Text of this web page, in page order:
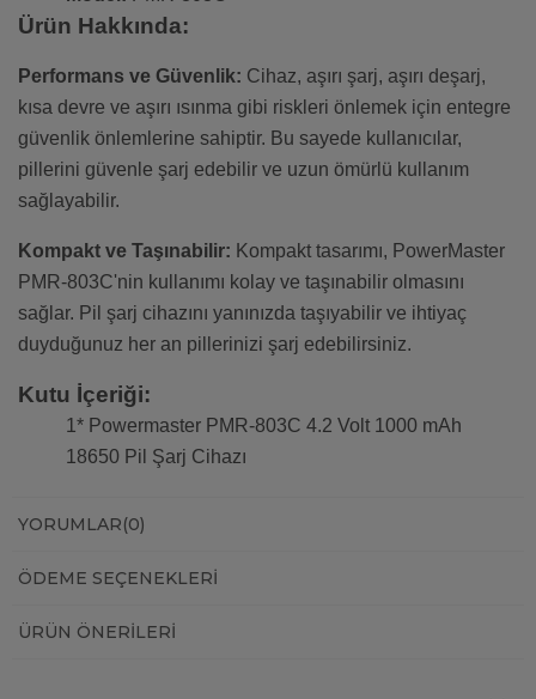
Ürün Hakkında:
Performans ve Güvenlik: Cihaz, aşırı şarj, aşırı deşarj,
kısa devre ve aşırı ısınma gibi riskleri önlemek için entegre
güvenlik önlemlerine sahiptir. Bu sayede kullanıcılar,
pillerini güvenle şarj edebilir ve uzun ömürlü kullanım
sağlayabilir.
Kompakt ve Taşınabilir: Kompakt tasarımı, PowerMaster
PMR-803C'nin kullanımı kolay ve taşınabilir olmasını
sağlar. Pil şarj cihazını yanınızda taşıyabilir ve ihtiyaç
duyduğunuz her an pillerinizi şarj edebilirsiniz.
Kutu İçeriği:
1* Powermaster PMR-803C 4.2 Volt 1000 mAh
18650 Pil Şarj Cihazı
YORUMLAR(0)
ÖDEME SEÇENEKLERI
ÜRÜN ÖNERILERI